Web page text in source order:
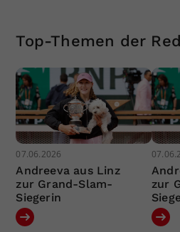
Top-Themen der
07.06.2026
Andreeva aus Linz
zur Grand-Slam-
Siegerin
zur